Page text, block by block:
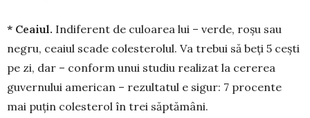
* Ceaiul. Indiferent de culoarea lui – verde, roșu sau
negru, ceaiul scade colesterolul. Va trebui să beți 5 cești
pe zi, dar – conform unui studiu rea­lizat la cererea
guvernului ame­rican – rezultatul e sigur: 7 procente
mai puțin colesterol în trei săp­tămâni.